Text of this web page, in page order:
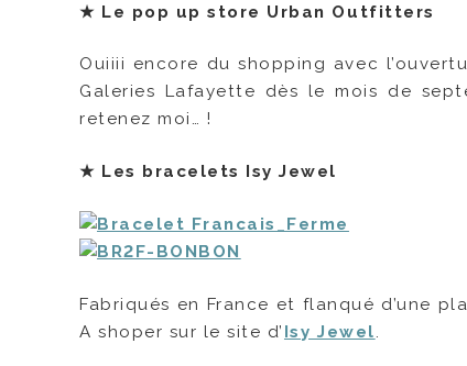
★ Le pop up store Urban Outfitters
Ouiiii encore du shopping avec
Galeries Lafayette dès le mois de
retenez moi… !
★ Les b racelets Isy Jewel
Fabriqués en France et flanqué d’une
A shoper sur le site d’ Isy Jewel.